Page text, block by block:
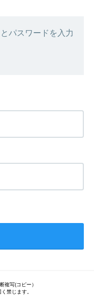
パスワードを入力
複写(コピー）
禁じます。